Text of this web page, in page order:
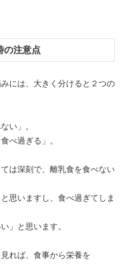
の注意点
には、大きく分けると２つの
い」。
べ過ぎる」。
は深刻で、離乳食を食べない
思いますし、食べ過ぎてしま
」と思います。
れば、食事から栄養を